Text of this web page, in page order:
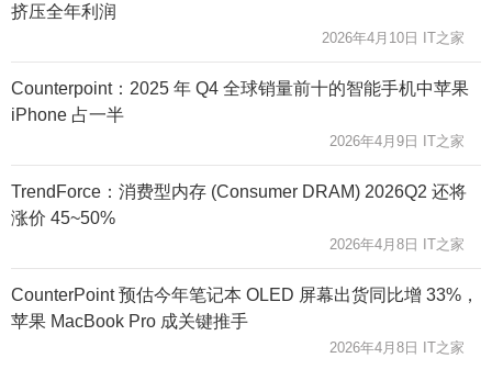
挤压全年利润
2026年4月10日 IT之家
Counterpoint：2025 年 Q4 全球销量前十的智能手机中苹果
iPhone 占一半
2026年4月9日 IT之家
TrendForce：消费型内存 (Consumer DRAM) 2026Q2 还将
涨价 45~50%
2026年4月8日 IT之家
CounterPoint 预估今年笔记本 OLED 屏幕出货同比增 33%，
苹果 MacBook Pro 成关键推手
2026年4月8日 IT之家